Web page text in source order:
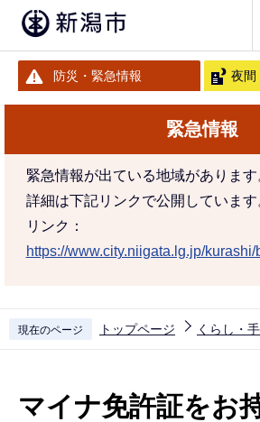
防災・緊急情報 夜間
緊急情報
緊急情報が出ている地域があります
詳細は下記リンクで公開しています
リンク：
https://www.city.niigata.lg.jp/kurashi/
現在のページ トップページ くらし・
マイナ免許証をお